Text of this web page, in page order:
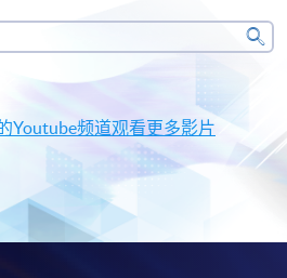
搜
Youtube频道观看更多影片